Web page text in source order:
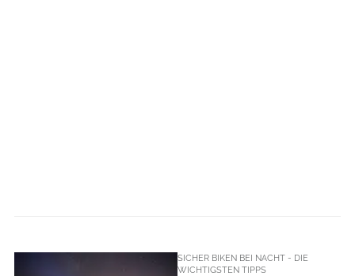
SICHER BIKEN BEI NACHT - DIE
WICHTIGSTEN TIPPS